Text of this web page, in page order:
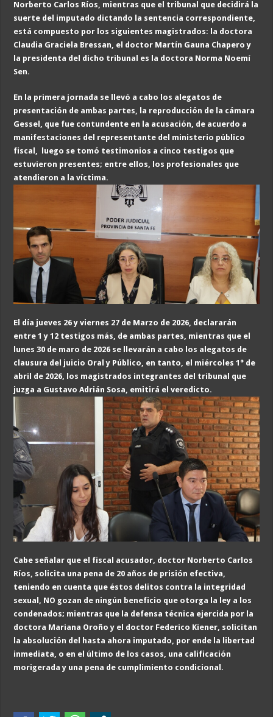
Norberto Carlos Ríos, mientras que el tribunal que decidirá la
suerte del imputado dictando la sentencia correspondiente,
está compuesto por los siguientes magistrados: la doctora
Claudia Graciela Bressan, el doctor Martín Gauna Chapero y
la presidenta del dicho tribunal es la doctora Norma Noemí
Sen.
En la primera jornada se llevó a cabo los alegatos de
presentación de ambas partes, la reproducción de la cámara
Gessel, que fue contundente en la acusación, de acuerdo a
manifestaciones del representante del ministerio público
fiscal, luego se tomó testimonios a cinco testigos que
estuvieron presentes; entre ellos, los profesionales que
atendieron a la víctima.
El día jueves 26 y viernes 27 de Marzo de 2026, declararán
entre 1 y 12 testigos más, de ambas partes, mientras que el
lunes 30 de maro de 2026 se llevarán a cabo los alegatos de
clausura del juicio Oral y Público, en tanto, el miércoles 1° de
abril de 2026, los magistrados integrantes del tribunal que
juzga a Gustavo Adrián Sosa, emitirá el veredicto.
Cabe señalar que el fiscal acusador, doctor Norberto Carlos
Ríos, solicita una pena de 20 años de prisión efectiva,
teniendo en cuenta que éstos delitos contra la integridad
sexual, NO gozan de ningún beneficio que otorga la ley a los
condenados; mientras que la defensa técnica ejercida por la
doctora Mariana Oroño y el doctor Federico Kiener, solicitan
la absolución del hasta ahora imputado, por ende la libertad
inmediata, o en el último de los casos, una calificación
morigerada y una pena de cumplimiento condicional.